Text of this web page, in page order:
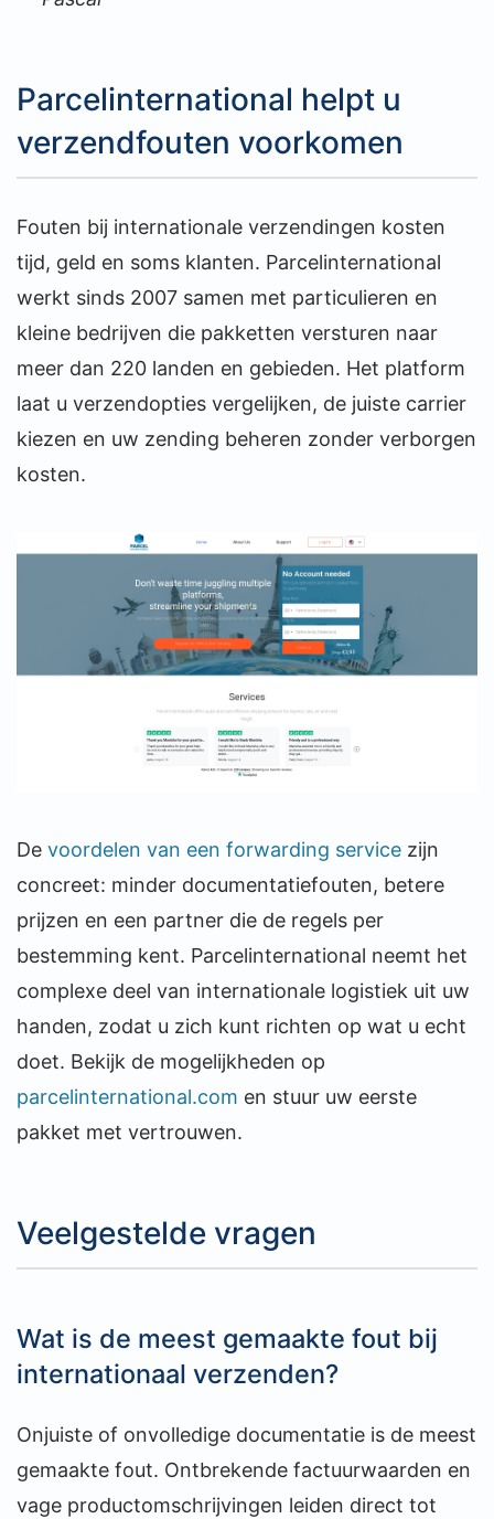
Parcelinternational helpt u
verzendfouten voorkomen
Fouten bij internationale verzendingen kosten
tijd, geld en soms klanten. Parcelinternational
werkt sinds 2007 samen met particulieren en
kleine bedrijven die pakketten versturen naar
meer dan 220 landen en gebieden. Het platform
laat u verzendopties vergelijken, de juiste carrier
kiezen en uw zending beheren zonder verborgen
kosten.
De voordelen van een forwarding service zijn
concreet: minder documentatiefouten, betere
prijzen en een partner die de regels per
bestemming kent. Parcelinternational neemt het
complexe deel van internationale logistiek uit uw
handen, zodat u zich kunt richten op wat u echt
doet. Bekijk de mogelijkheden op
parcelinternational.com en stuur uw eerste
pakket met vertrouwen.
Veelgestelde vragen
Wat is de meest gemaakte fout bij
internationaal verzenden?
Onjuiste of onvolledige documentatie is de meest
gemaakte fout. Ontbrekende factuurwaarden en
vage productomschrijvingen leiden direct tot